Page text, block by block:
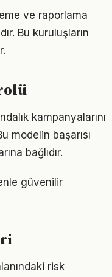
ve raporlama
Bu kuruluşların
kampanyalarını
modelin başarısı
bağlıdır.
güvenilir
risk